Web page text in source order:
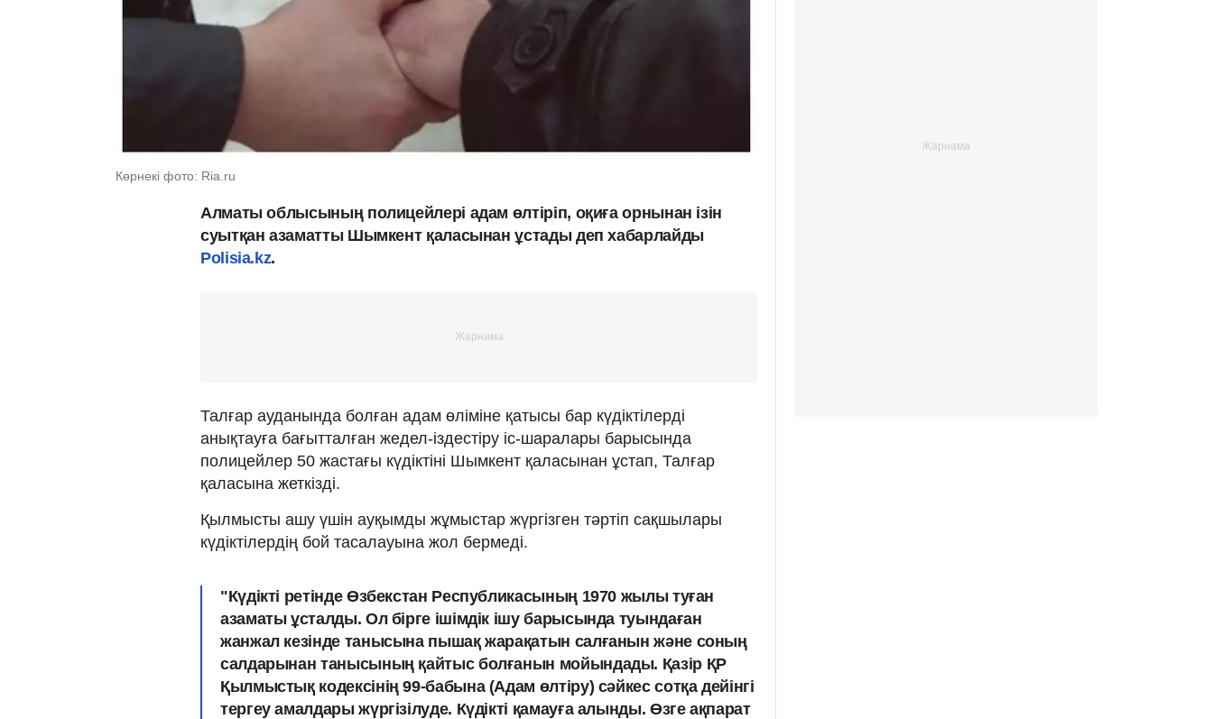
Көрнекі фото: Ria.ru
Алматы облысының полицейлері адам өлтіріп, оқиға орнынан ізін
суытқан азаматты Шымкент қаласынан ұстады деп хабарлайды
Polisia.kz.
Талғар ауданында болған адам өліміне қатысы бар күдіктілерді
анықтауға бағытталған жедел-іздестіру іс-шаралары барысында
полицейлер 50 жастағы күдіктіні Шымкент қаласынан ұстап, Талғар
қаласына жеткізді.
Қылмысты ашу үшін ауқымды жұмыстар жүргізген тәртіп сақшылары
күдіктілердің бой тасалауына жол бермеді.
"Күдікті ретінде Өзбекстан Республикасының 1970 жылы туған
азаматы ұсталды. Ол бірге ішімдік ішу барысында туындаған
жанжал кезінде танысына пышақ жарақатын салғанын және соның
салдарынан танысының қайтыс болғанын мойындады. Қазір ҚР
Қылмыстық кодексінің 99-бабына (Адам өлтіру) сәйкес сотқа дейінгі
тергеу амалдары жүргізілуде. Күдікті қамауға алынды. Өзге ақпарат